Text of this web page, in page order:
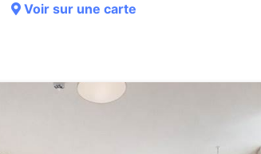
Voir sur une carte